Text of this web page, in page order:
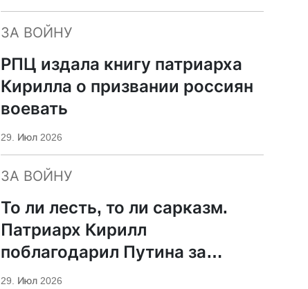
ЗА ВОЙНУ
РПЦ издала книгу патриарха
Кирилла о призвании россиян
воевать
29. Июл 2026
ЗА ВОЙНУ
То ли лесть, то ли сарказм.
Патриарх Кирилл
поблагодарил Путина за
защиту суверенитета и
29. Июл 2026